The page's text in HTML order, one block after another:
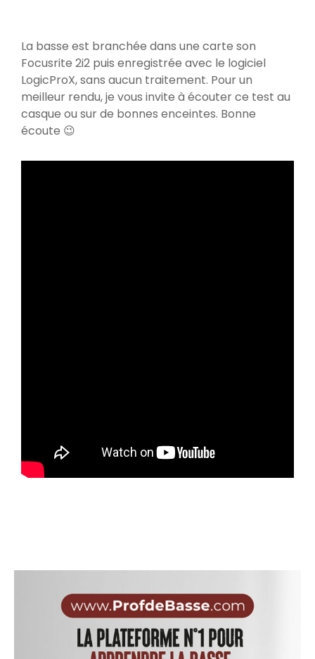
La basse est branchée dans une carte son
Focusrite 2i2 puis enregistrée avec le logiciel
LogicProX, sans aucun traitement. Pour un
meilleur rendu, je vous invite à écouter ce test au
casque ou sur de bonnes enceintes. Bonne
écoute 😉